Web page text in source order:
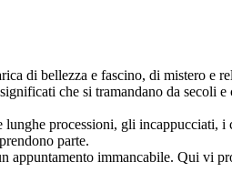
di bellezza e fascino, di mistero e
che si tramandano da secoli
processioni, gli incappucciati, i
parte.
appuntamento immancabile. Qui vi